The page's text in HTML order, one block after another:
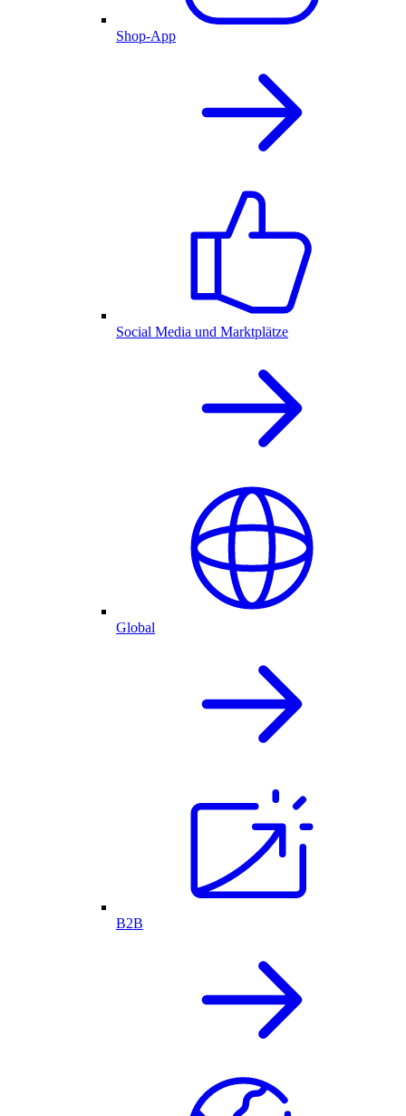
Shop-App
Social Media und Marktplätze
Global
B2B